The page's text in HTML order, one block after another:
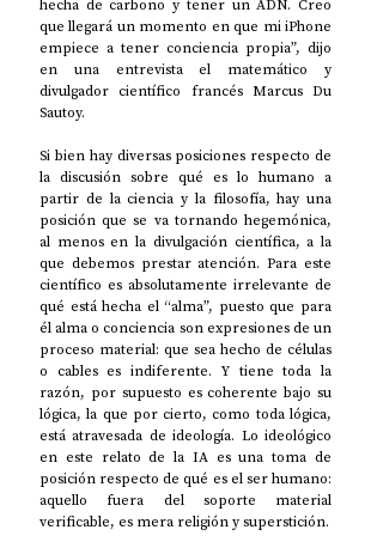
hecha de carbono y tener un ADN. Creo
que llegará un momento en que mi iPhone
empiece a tener conciencia propia”, dijo
en una entrevista el matemático y
divulgador científico francés Marcus Du
Sautoy.
Si bien hay diversas posiciones respecto de
la discusión sobre qué es lo humano a
partir de la ciencia y la filosofía, hay una
posición que se va tornando hegemónica,
al menos en la divulgación científica, a la
que debemos prestar atención. Para este
científico es absolutamente irrelevante de
qué está hecha el “alma”, puesto que para
él alma o conciencia son expresiones de un
proceso material: que sea hecho de células
o cables es indiferente. Y tiene toda la
razón, por supuesto es coherente bajo su
lógica, la que por cierto, como toda lógica,
está atravesada de ideología. Lo ideológico
en este relato de la IA es una toma de
posición respecto de qué es el ser humano:
aquello fuera del soporte material